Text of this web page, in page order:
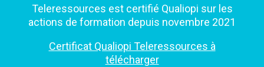
Teleressources est certifié Qualiopi sur les
actions de formation depuis novembre 2021
Certificat Qualiopi Teleressources à
télécharger